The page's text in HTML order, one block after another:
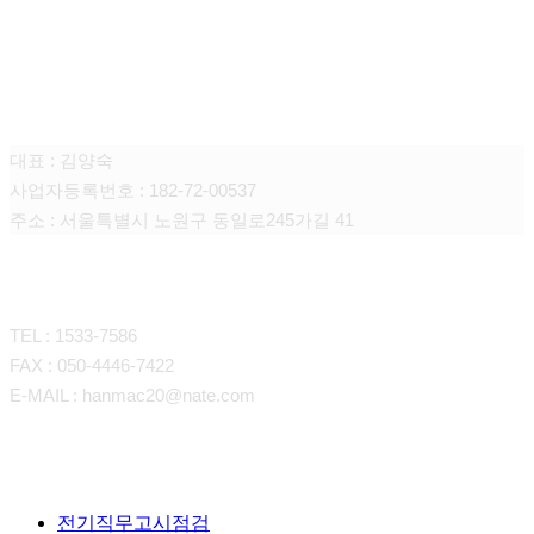
대표 : 김양숙
사업자등록번호 : 182-72-00537
주소 : 서울특별시 노원구 동일로245가길 41
TEL : 1533-7586
FAX : 050-4446-7422
E-MAIL : hanmac20@nate.com
Close 전기직무고시점검